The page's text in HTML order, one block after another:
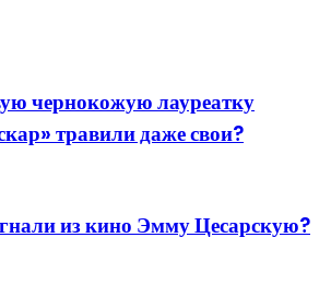
чернокожую лауреатку
травили даже свои?
из кино Эмму Цесарскую?